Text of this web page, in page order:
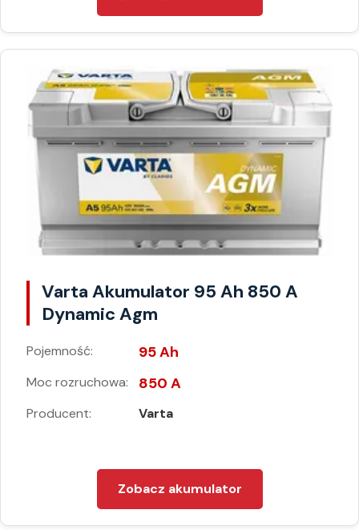
Varta Akumulator 95 Ah 850 A
Dynamic Agm
Pojemność: 95 Ah
Moc rozruchowa: 850 A
Producent: Varta
Zobacz akumulator